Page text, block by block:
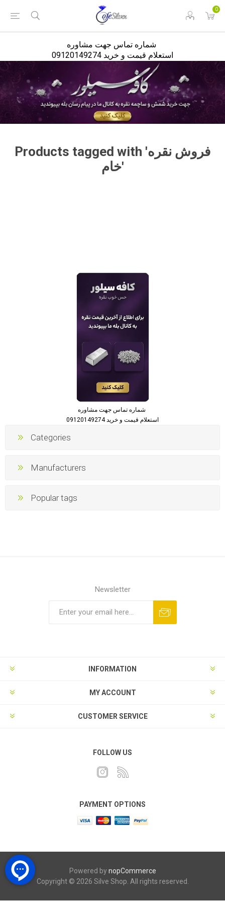
0
استعلام قیمت و خرید 09120149274
Products tagged with 'فروش نقره
خام'
استعلام قیمت و خرید 09120149274
Categories
Manufacturers
Popular tags
Newsletter
INFORMATION
MY ACCOUNT
CUSTOMER SERVICE
FOLLOW US
PAYMENT OPTIONS
Powered bynopCommerce
Copyright © 2026 Silve Shop. All rights reserved.